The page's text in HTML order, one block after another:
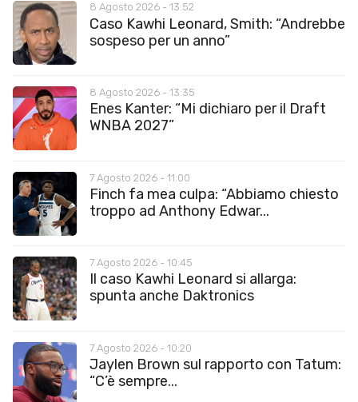
8 Agosto 2026 - 13:52
Caso Kawhi Leonard, Smith: “Andrebbe
sospeso per un anno”
8 Agosto 2026 - 13:35
Enes Kanter: “Mi dichiaro per il Draft
WNBA 2027”
7 Agosto 2026 - 11:00
Finch fa mea culpa: “Abbiamo chiesto
troppo ad Anthony Edwar...
7 Agosto 2026 - 10:45
Il caso Kawhi Leonard si allarga:
spunta anche Daktronics
7 Agosto 2026 - 10:20
Jaylen Brown sul rapporto con Tatum:
“C’è sempre...